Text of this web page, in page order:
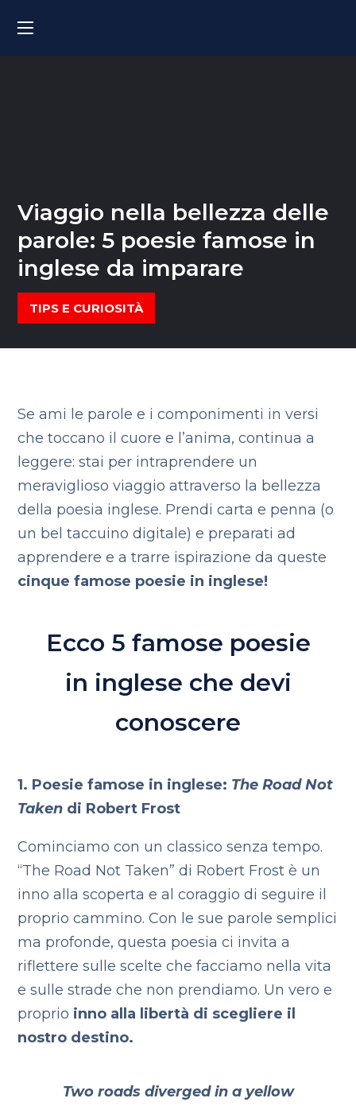
Viaggio nella bellezza delle
parole: 5 poesie famose in
inglese da imparare
TIPS E CURIOSITÀ
Se ami le parole e i componimenti in versi
che toccano il cuore e l’anima, continua a
leggere: stai per intraprendere un
meraviglioso viaggio attraverso la bellezza
della poesia inglese. Prendi carta e penna (o
un bel taccuino digitale) e preparati ad
apprendere e a trarre ispirazione da queste
cinque famose poesie in inglese!
Ecco 5 famose poesie
in inglese che devi
conoscere
1. Poesie famose in inglese: The Road Not
Taken di Robert Frost
Cominciamo con un classico senza tempo.
“The Road Not Taken” di Robert Frost è un
inno alla scoperta e al coraggio di seguire il
proprio cammino. Con le sue parole semplici
ma profonde, questa poesia ci invita a
riflettere sulle scelte che facciamo nella vita
e sulle strade che non prendiamo. Un vero e
proprio inno alla libertà di scegliere il
nostro destino.
Two roads diverged in a yellow